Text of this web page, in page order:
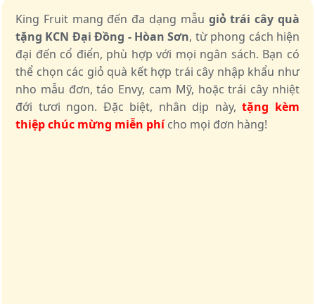
King Fruit mang đến đa dạng mẫu giỏ trái cây quà
tặng KCN Đại Đồng - Hòan Sơn, từ phong cách hiện
đại đến cổ điển, phù hợp với mọi ngân sách. Bạn có
thể chọn các giỏ quà kết hợp trái cây nhập khẩu như
nho mẫu đơn, táo Envy, cam Mỹ, hoặc trái cây nhiệt
đới tươi ngon. Đặc biệt, nhân dịp này,tặng kèm
thiệp chúc mừng miễn phícho mọi đơn hàng!